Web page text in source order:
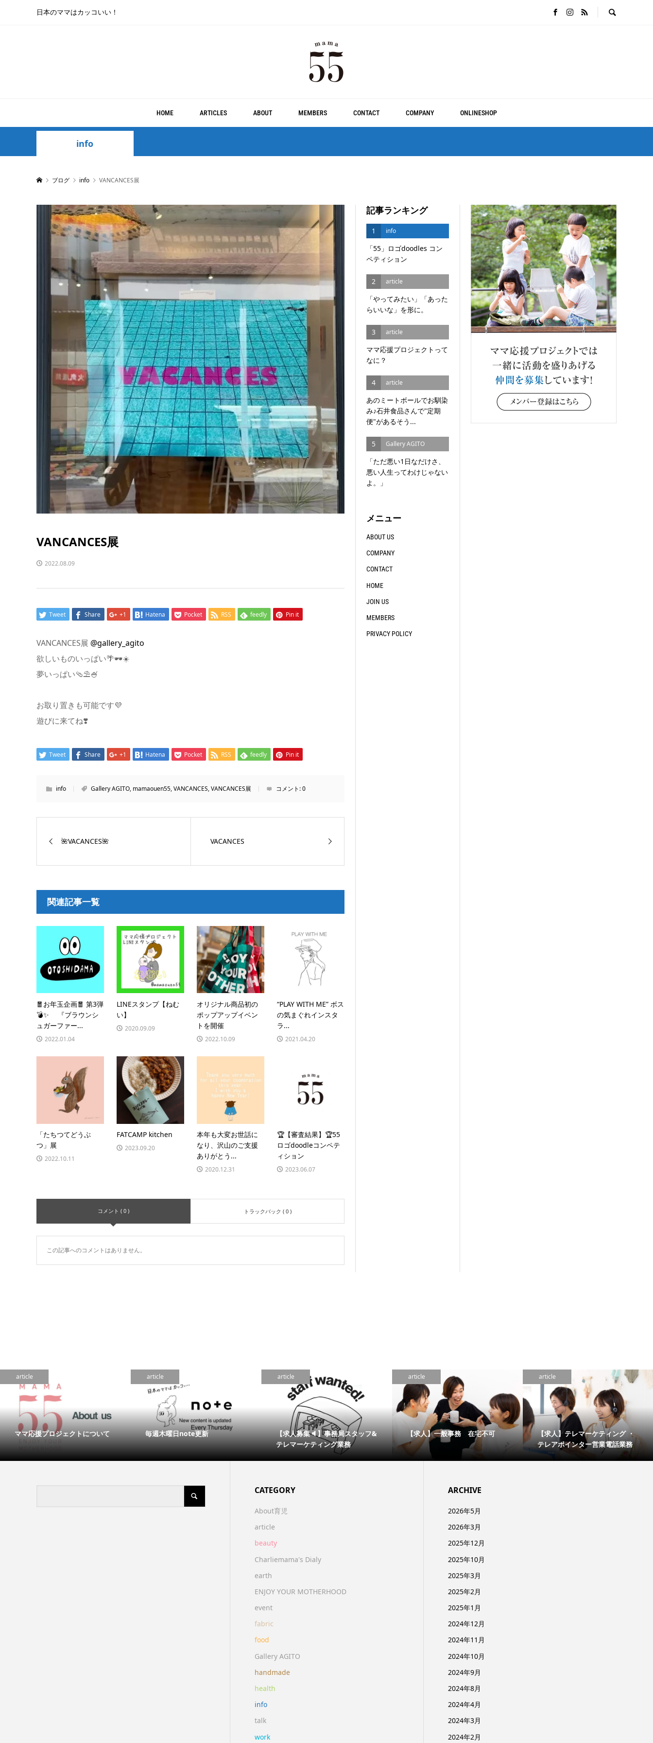
日本のママはカッコいい！
HOME ARTICLES ABOUT MEMBERS CONTACT COMPANY ONLINESHOP
info
ブログ info VANCANCES展
VANCANCES展
2022.08.09
Tweet Share +1 Hatena Pocket RSS feedly Pin it
VANCANCES展 @gallery_agito
欲しいものいっぱい🌴🕶☀️
夢いっぱい🩴⛱🍧
お取り置きも可能です💜
遊びに来てね❣️
Tweet Share +1 Hatena Pocket RSS feedly Pin it
info Gallery AGITO, mamaouen55,VANCANCES,VANCANCES展 コメント:0
🌺VACANCES🌺 VACANCES
関連記事一覧
🧧お年玉企画🧧 第3弾
💣✨ 『ブラウンシ
ュガーファー...
2022.01.04
LINEスタンプ【ねむ
い】
2020.09.09
オリジナル商品初の
ポップアップイベン
トを開催
2022.10.09
“PLAY WITH ME” ボス
の気まぐれインスタ
ラ...
2021.04.20
「たちつてどうぶ
つ」展
2022.10.11
FATCAMP kitchen
2023.09.20
本年も大変お世話に
なり、沢山のご支援
ありがとう...
2020.12.31
🏆【審査結果】🏆55
ロゴdoodleコンペテ
ィション
2023.06.07
コメント ( 0 ) トラックバック ( 0 )
この記事へのコメントはありません。
記事ランキング
1 info
「55」ロゴdoodles コン
ペティション
2 article
「やってみたい」「あった
らいいな」を形に。
3 article
ママ応援プロジェクトって
なに？
4 article
あのミートボールでお馴染
み♪石井食品さんで"定期
便"があるそう...
5 Gallery AGITO
「ただ悪い1日なだけさ、
悪い人生ってわけじゃない
よ。」
メニュー
ABOUT US
COMPANY
CONTACT
HOME
JOIN US
MEMBERS
PRIVACY POLICY
article
ママ応援プロジェクトについて
article
毎週木曜日note更新
article
【求人募集🔈】事務局スタッフ&
テレマーケティング業務
article
【求人】一般事務 在宅不可
article
【求人】テレマーケティング ・
テレアポインター営業電話業務
CATEGORY
About育児
article
beauty
Charliemama's Dialy
earth
ENJOY YOUR MOTHERHOOD
event
fabric
food
Gallery AGITO
handmade
health
info
talk
work
ARCHIVE
2026年5月
2026年3月
2025年12月
2025年10月
2025年3月
2025年2月
2025年1月
2024年12月
2024年11月
2024年10月
2024年9月
2024年8月
2024年4月
2024年3月
2024年2月